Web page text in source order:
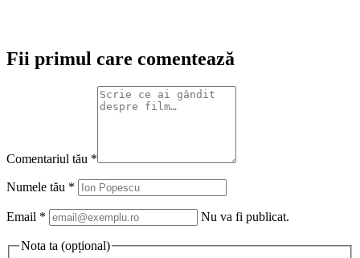
Fii primul care comentează
Comentariul tău *
Numele tău *
Email * Nu va fi publicat.
Nota ta (opțional)